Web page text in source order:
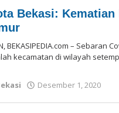
Bekasi:
BEKASIPEDIA.com –
kecamatan di wilayah
Desember 1, 2020